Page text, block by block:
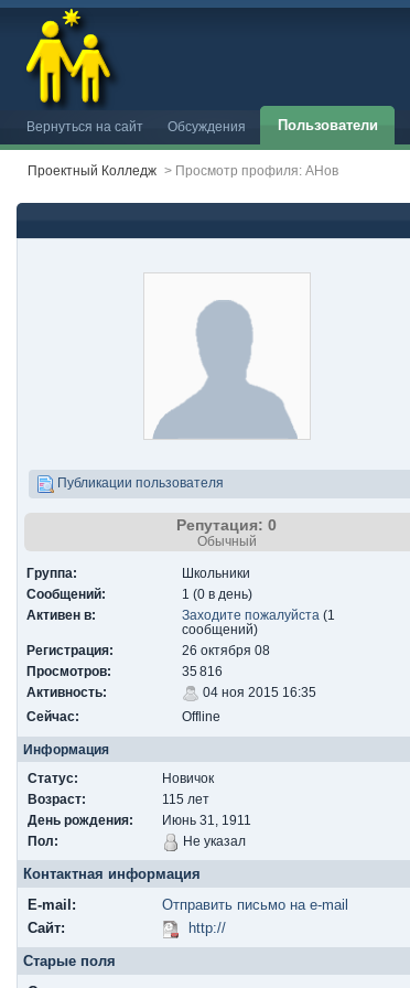
Вернуться на сайт Обсуждения Пользователи
Проектный Колледж > Просмотр профиля: АНов
Публикации пользователя
Репутация: 0
Обычный
Группа:
Школьники
Сообщений:
1 (0 в день)
Активен в:
Заходите пожалуйста (1
сообщений)
Регистрация:
26 октября 08
Просмотров:
35 816
Активность:
04 ноя 2015 16:35
Сейчас:
Offline
Информация
Статус:
Новичок
Возраст:
115 лет
День рождения:
Июнь 31, 1911
Пол:
Не указал
Контактная информация
E-mail:
Отправить письмо на e-mail
Сайт:
http://
Старые поля